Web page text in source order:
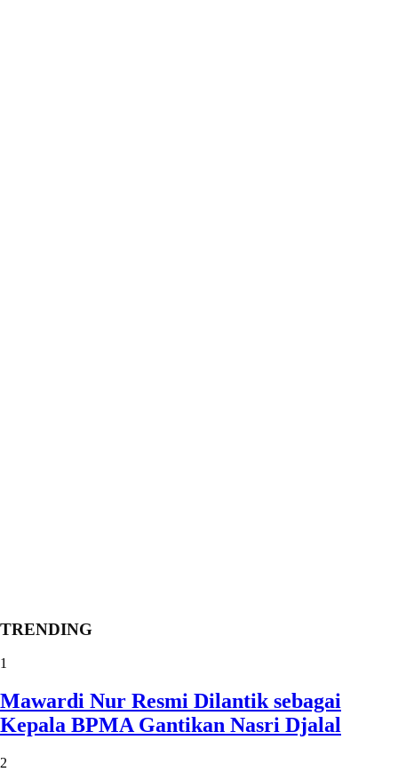
TRENDING
1
Mawardi Nur Resmi Dilantik sebagai
Kepala BPMA Gantikan Nasri Djalal
2